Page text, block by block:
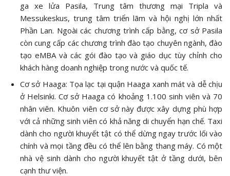
ga xe lửa Pasila, Trung tâm thương mại Tripla và
Messukeskus, trung tâm triển lãm và hội nghị lớn nhất
Phần Lan. Ngoài các chương trình cấp bằng, cơ sở Pasila
còn cung cấp các chương trình đào tạo chuyên ngành, đào
tạo eMBA và các gói đào tạo và giáo dục tùy chỉnh cho
khách hàng doanh nghiệp trong nước và quốc tế.
Cơ sở Haaga: Tọa lạc tại quận Haaga xanh mát và dễ chịu
ở Helsinki. Cơ sở Haaga có khoảng 1.100 sinh viên và 70
nhân viên. Khuôn viên cơ sở này được xây dựng phù hợp
với cả những sinh viên có khả năng di chuyển hạn chế. Taxi
dành cho người khuyết tật có thể dừng ngay trước lối vào
chính và mọi tầng đều có thể lên bằng thang máy. Có một
nhà vệ sinh dành cho người khuyết tật ở tầng dưới, bên
cạnh thư viện.